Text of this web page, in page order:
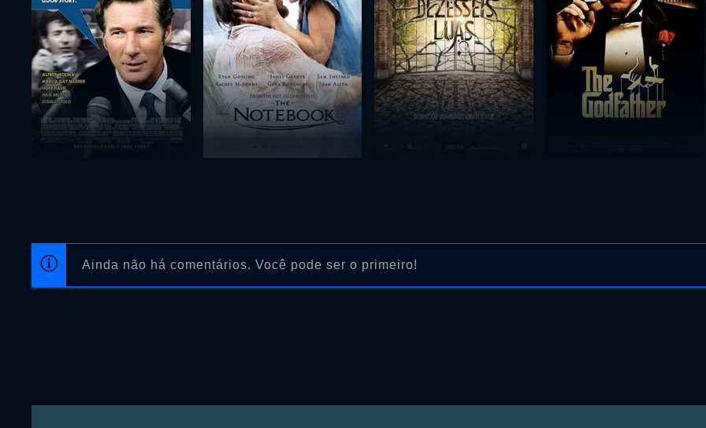
Ainda não há comentários. Você pode ser o primeiro!